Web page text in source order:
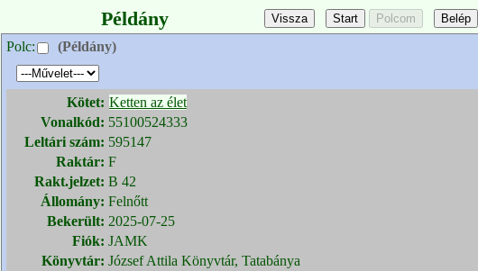
Példány
Polc: (Példány)
Kötet: Ketten az élet
Vonalkód: 55100524333
Leltári szám: 595147
Raktár: F
Rakt.jelzet: B 42
Állomány: Felnőtt
Bekerült: 2025-07-25
Fiók: JAMK
Könyvtár: József Attila Könyvtár, Tatabánya